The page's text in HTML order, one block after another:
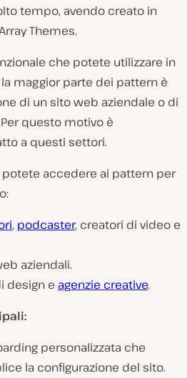
tempo, avendo creato in
Themes.
che potete utilizzare in
maggior parte dei pattern è
di un sito web aziendale o di
questo motivo è
a questi settori.
potete accedere ai pattern per
, podcaster, creatori di video e
aziendali.
design e agenzie creative.
personalizzata che
la configurazione del sito.